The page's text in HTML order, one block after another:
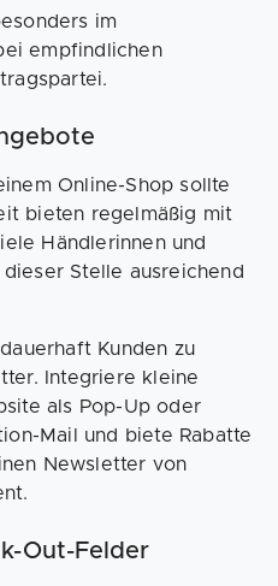
im
empfindlichen
Online-Shop sollte
bieten regelmäßig mit
Händlerinnen und
Stelle ausreichend
Kunden zu
Integriere kleine
als Pop-Up oder
Mail und biete Rabatte
Newsletter von
Out-Felder